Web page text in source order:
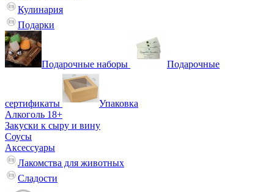
Кулинария
Подарки
Подарочные наборы Подарочные
сертификаты
Упаковка
Алкоголь 18+
Закуски к сыру и вину
Соусы
Аксессуары
Лакомства для животных
Сладости